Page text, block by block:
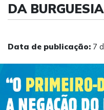
DA
Data de publicação: 7